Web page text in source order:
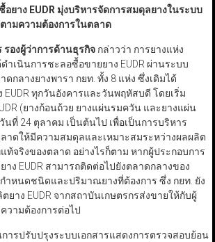
ยาง EUDR มุ่งบริหารจัดการสมดุลยางในระบบ
ามความต้องการในตลาด
องผู้ว่าการด้านธุรกิจกล่าวว่า การยางแห่ง
ำเนินการชะลอซื้อขายยาง EUDR ผ่านระบบ
ดกลางยางพารา กยท. ทั้ง 8 แห่ง ซึ่งเดิมได้
ทุกวันอังคารและวันพฤหัสบดี โดยเริ่ม
(ยางก้อนถ้วย ยางแผ่นรมควัน และยางแผ่น
นที่ 24 ตุลาคม เป็นต้นไป เพื่อเป็นการบริหาร
ลาดให้มีความสมดุลและเหมาะสมระหว่างผลผลิต
ท้จริงของตลาด อย่างไรก็ตาม หากผู้ประกอบการ
าง EUDR สามารถติดต่อไปยังตลาดกลางของ
กำหนดชนิดและปริมาณยางที่ต้องการ ซึ่ง กยท. ยัง
ยาง EUDR จากสถาบันเกษตรกรส่งขายให้กับผู้
วามต้องการต่อไป
ารปรับปรุงระบบเอกสารแสดงการตรวจสอบย้อน